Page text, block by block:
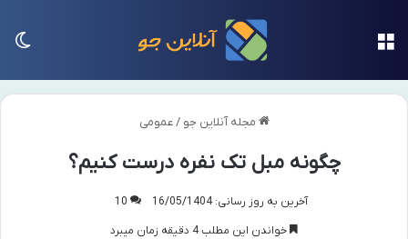
مجله آنلاین جو / عمومی
چگونه مبل تک نفره درست کنیم؟
آخرین به روز رسانی: 16/05/1404
10
خواندن این مطلب 4 دقیقه زمان میبرد